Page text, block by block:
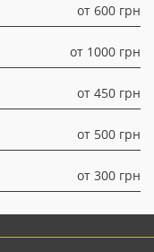
от 600 грн
от 1000 грн
от 450 грн
от 500 грн
от 300 грн